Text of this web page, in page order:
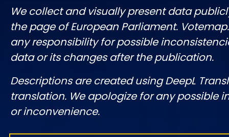
We collect and visually present data
the page of European Parliament.
any responsibility for possible
data or its changes after the publication.
Descriptions are created using DeepL
translation. We apologize for any possible
or inconvenience.